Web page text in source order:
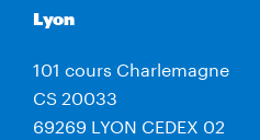
Lyon
101 cours Charlemagne
CS 20033
69269 LYON CEDEX 02